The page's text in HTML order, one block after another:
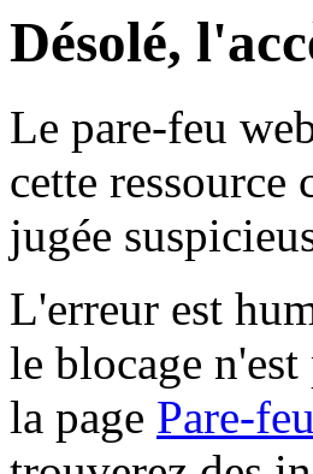
Désolé,
Le pare-feu
cette ressource
jugée
L'erreur est
le blocage
la page Pare-